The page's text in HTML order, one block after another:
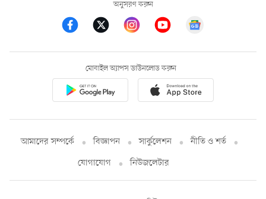
অনুসরণ করুন
মোবাইল অ্যাপস ডাউনলোড করুন
আমাদের সম্পর্কে বিজ্ঞাপন সার্কুলেশন
নীতি ও শর্ত
যোগাযোগ
নিউজলেটার